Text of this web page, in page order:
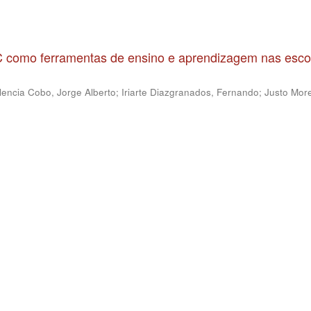
ferramentas de ensino e aprendizagem nas
Cobo, Jorge Alberto; Iriarte Diazgranados, Fernando; Justo